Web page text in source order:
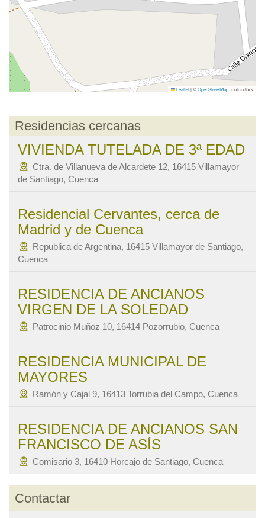
Leaflet|©OpenStreetMapcontributors
Residencias cercanas
VIVIENDA TUTELADA DE 3ª EDAD
Ctra. de Villanueva de Alcardete 12, 16415 Villamayor
de Santiago, Cuenca
Residencial Cervantes, cerca de
Madrid y de Cuenca
Republica de Argentina, 16415 Villamayor de Santiago,
Cuenca
RESIDENCIA DE ANCIANOS
VIRGEN DE LA SOLEDAD
Patrocinio Muñoz 10, 16414 Pozorrubio, Cuenca
RESIDENCIA MUNICIPAL DE
MAYORES
Ramón y Cajal 9, 16413 Torrubia del Campo, Cuenca
RESIDENCIA DE ANCIANOS SAN
FRANCISCO DE ASÍS
Comisario 3, 16410 Horcajo de Santiago, Cuenca
Contactar